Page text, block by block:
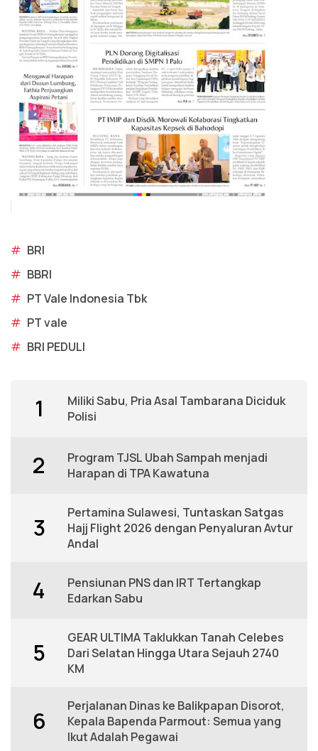
# BRI
# BBRI
# PT Vale Indonesia Tbk
# PT vale
# BRI PEDULI
1
Miliki Sabu, Pria Asal Tambarana Diciduk
Polisi
2
Program TJSL Ubah Sampah menjadi
Harapan di TPA Kawatuna
3
Pertamina Sulawesi, Tuntaskan Satgas
Hajj Flight 2026 dengan Penyaluran Avtur
Andal
4
Pensiunan PNS dan IRT Tertangkap
Edarkan Sabu
5
GEAR ULTIMA Taklukkan Tanah Celebes
Dari Selatan Hingga Utara Sejauh 2740
KM
6
Perjalanan Dinas ke Balikpapan Disorot,
Kepala Bapenda Parmout: Semua yang
Ikut Adalah Pegawai